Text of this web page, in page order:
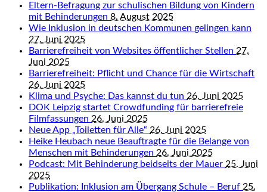
Eltern-Befragung zur schulischen Bildung von Kindern
mit Behinderungen 8. August 2025
Wie Inklusion in deutschen Kommunen gelingen kann
27. Juni 2025
Barrierefreiheit von Websites öffentlicher Stellen 27.
Juni 2025
Barrierefreiheit: Pflicht und Chance für die Wirtschaft
26. Juni 2025
Klima und Psyche: Das kannst du tun 26. Juni 2025
DOK Leipzig startet Crowdfunding für barrierefreie
Filmfassungen 26. Juni 2025
Neue App „Toiletten für Alle“ 26. Juni 2025
Heike Heubach neue Beauftragte für die Belange von
Menschen mit Behinderungen 26. Juni 2025
Podcast: Mit Behinderung beidseits der Mauer 25. Juni
2025
Publikation: Inklusion am Übergang Schule – Beruf 25.